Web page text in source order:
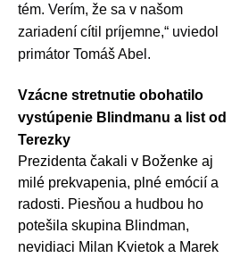
tém. Verím, že sa v našom
zariadení cítil príjemne,“ uviedol
primátor Tomáš Abel.
Vzácne stretnutie obohatilo
vystúpenie Blindmanu a list od
Terezky
Prezidenta čakali v Boženke aj
milé prekvapenia, plné emócií a
radosti. Piesňou a hudbou ho
potešila skupina Blindman,
nevidiaci Milan Kvietok a Marek